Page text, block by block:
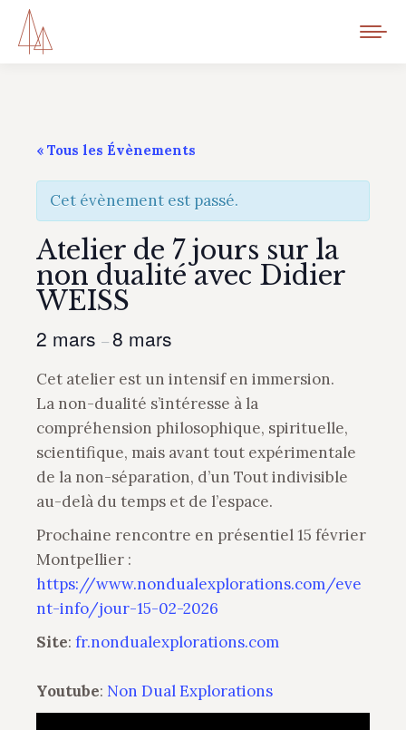
« Tous les Évènements
Cet évènement est passé.
Atelier de 7 jours sur la
non dualité avec Didier
WEISS
2 mars –8 mars
Cet atelier est un intensif en immersion.
La non-dualité s’intéresse à la
compréhension philosophique, spirituelle,
scientifique, mais avant tout expérimentale
de la non-séparation, d’un Tout indivisible
au-delà du temps et de l’espace.
Prochaine rencontre en présentiel 15 février
Montpellier :
https://www.nondualexplorations.com/eve
nt-info/jour-15-02-2026
Site: fr.nondualexplorations.com
Youtube: Non Dual Explorations